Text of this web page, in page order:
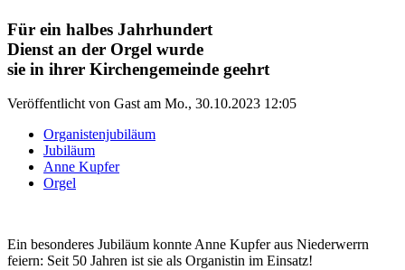
Für ein halbes Jahrhundert
Dienst an der Orgel wurde
sie in ihrer Kirchengemeinde geehrt
Veröffentlicht von Gast am Mo., 30.10.2023 12:05
Organistenjubiläum
Jubiläum
Anne Kupfer
Orgel
Ein besonderes Jubiläum konnte Anne Kupfer aus Niederwerrn
feiern: Seit 50 Jahren ist sie als Organistin im Einsatz!